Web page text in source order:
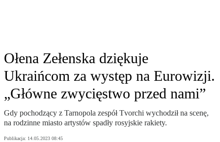
Ołena Zełenska dziękuje
Ukraińcom za występ na Eurowizji.
„Główne zwycięstwo przed nami”
Gdy pochodzący z Tarnopola zespół Tvorchi wychodził na scenę,
na rodzinne miasto artystów spadły rosyjskie rakiety.
Publikacja: 14.05.2023 08:45